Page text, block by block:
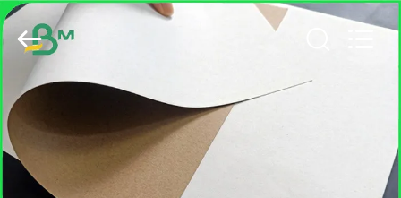
MAISON
PRODUITS
GUANGZHOU
BMPAPER
CO.,
LTD..
Reserved.